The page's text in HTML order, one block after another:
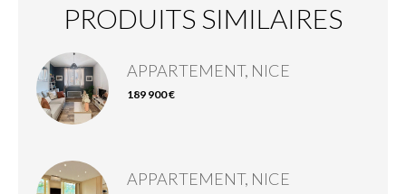
PRODUITS SIMILAIRES
APPARTEMENT, NICE
189 900 €
APPARTEMENT, NICE